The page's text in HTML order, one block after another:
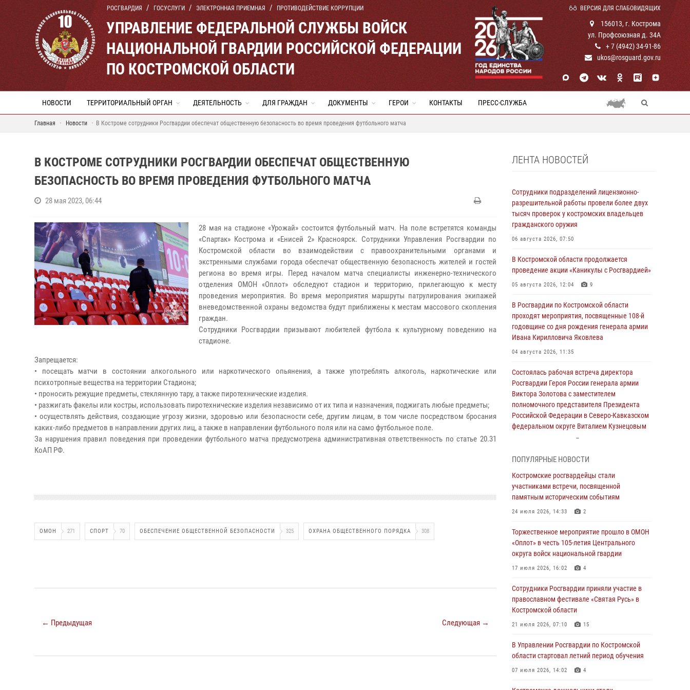
РОСГВАРДИЯ ГОСУСЛУГИ ЭЛЕКТРОННАЯ ПРИЕМНАЯ ПРОТИВОДЕЙСТВИЕ КОРРУПЦИИ ВЕРСИЯ ДЛЯ СЛАБОВИДЯЩИХ
УПРАВЛЕНИЕ ФЕДЕРАЛЬНОЙ СЛУЖБЫ ВОЙСК
НАЦИОНАЛЬНОЙ ГВАРДИИ РОССИЙСКОЙ ФЕДЕРАЦИИ
ПО КОСТРОМСКОЙ ОБЛАСТИ
156013, г. Кострома
ул. Профсоюзная д. 34А
+ 7 (4942) 34-91-86
ukos@rosguard.gov.ru
НОВОСТИ ТЕРРИТОРИАЛЬНЫЙ ОРГАН ДЕЯТЕЛЬНОСТЬ ДЛЯ ГРАЖДАН ДОКУМЕНТЫ ГЕРОИ КОНТАКТЫ ПРЕСС-СЛУЖБА
Главная Новости В Костроме сотрудники Росгвардии обеспечат общественную безопасность во время проведения футбольного матча
В КОСТРОМЕ СОТРУДНИКИ РОСГВАРДИИ ОБЕСПЕЧАТ ОБЩЕСТВЕННУЮ
БЕЗОПАСНОСТЬ ВО ВРЕМЯ ПРОВЕДЕНИЯ ФУТБОЛЬНОГО МАТЧА
28 мая 2023, 06:44
28 мая на стадионе «Урожай» состоится футбольный матч. На поле встретятся команды
«Спартак» Кострома и «Енисей 2» Красноярск. Сотрудники Управления Росгвардии по
Костромской области во взаимодействии с правоохранительными органами и
экстренными службами города обеспечат общественную безопасность жителей и гостей
региона во время игры. Перед началом матча специалисты инженерно-технического
отделения ОМОН «Оплот» обследуют стадион и территорию, прилегающую к месту
проведения мероприятия. Во время мероприятия маршруты патрулирования экипажей
вневедомственной охраны ведомства будут приближены к местам массового скопления
граждан.
Сотрудники Росгвардии призывают любителей футбола к культурному поведению на
стадионе.
Запрещается:
• посещать матчи в состоянии алкогольного или наркотического опьянения, а также употреблять алкоголь, наркотические или
психотропные вещества на территории Стадиона;
• проносить режущие предметы, стеклянную тару, а также пиротехнические изделия.
• разжигать факелы или костры, использовать пиротехнические изделия независимо от их типа и назначения, поджигать любые предметы;
• осуществлять действия, создающие угрозу жизни, здоровью или безопасности себе, другим лицам, в том числе посредством бросания
каких-либо предметов в направлении других лиц, а также в направлении футбольного поля или на само футбольное поле.
За нарушения правил поведения при проведении футбольного матча предусмотрена административная ответственность по статье 20.31
КоАП РФ.
ОМОН 271 СПОРТ 70 ОБЕСПЕЧЕНИЕ ОБЩЕСТВЕННОЙ БЕЗОПАСНОСТИ 325 ОХРАНА ОБЩЕСТВЕННОГО ПОРЯДКА 308
← Предыдущая Следующая →
ЛЕНТА НОВОСТЕЙ
Сотрудники подразделений лицензионно-
разрешительной работы провели более двух
тысяч проверок у костромских владельцев
гражданского оружия
06 августа 2026, 07:50
В Костромской области продолжается
проведение акции «Каникулы с Росгвардией»
05 августа 2026, 12:04 9
В Росгвардии по Костромской области
проходят мероприятия, посвященные 108-й
годовщине со дня рождения генерала армии
Ивана Кирилловича Яковлева
04 августа 2026, 11:35
Состоялась рабочая встреча директора
Росгвардии Героя России генерала армии
Виктора Золотова с заместителем
полномочного представителя Президента
Российской Федерации в Северо-Кавказском
федеральном округе Виталием Кузнецовым
Росгвардейцы знакомят костромичей со
службой в ведомстве
31 июля 2026, 06:48 1
Костромские дошкольники стали
организованных военнослужащими и
сотрудниками Управления Росгвардии
30 июля 2026, 10:39 9
«Единых государственных услуг» для
получения услуг по линии Росгвардии
29 июля 2026, 06:26
участие в богослужении в честь князя
Владимира в Костроме
28 июля 2026, 06:14 2
Более пятидесяти поступивших сигналов
ПОПУЛЯРНЫЕ НОВОСТИ
Костромские росгвардейцы стали
участниками встречи, посвященной
памятным историческим событиям
24 июля 2026, 14:33 2
Торжественное мероприятие прошло в ОМОН
«Оплот» в честь 105-летия Центрального
округа войск национальной гвардии
17 июля 2026, 16:02 4
Сотрудники Росгвардии приняли участие в
православном фестивале «Святая Русь» в
Костромской области
21 июля 2026, 07:10 15
В Управлении Росгвардии по Костромской
области стартовал летний период обучения
07 июля 2026, 14:02 4